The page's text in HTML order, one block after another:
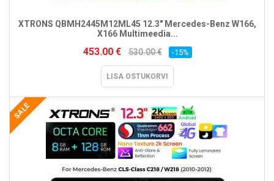
XTRONS QBMH2445M12ML45 12.3" Mercedes-Benz W166,
X166 Multimeedia...
453.00 € 530.00 € -15%
LISA OSTUKORVI
SALE